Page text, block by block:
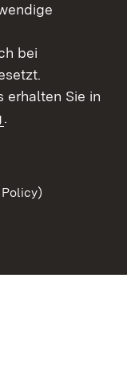
bei
erhalten Sie in
.